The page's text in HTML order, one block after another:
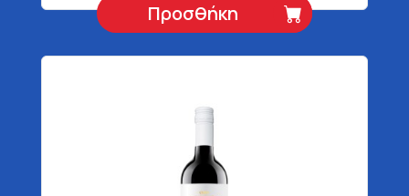
Προσθήκη